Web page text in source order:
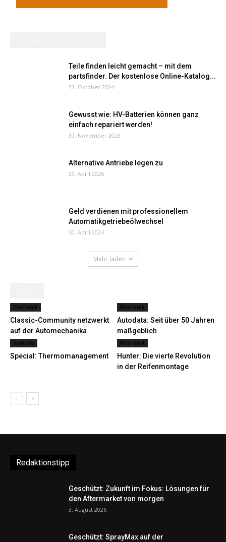
Teile finden leicht gemacht – mit dem
partsfinder. Der kostenlose Online-Katalog...
31. Oktober 2024
Gewusst wie: HV-Batterien können ganz
einfach repariert werden!
30. November 2023
Alternative Antriebe legen zu
29. April 2026
Geld verdienen mit professionellem
Automatikgetriebeölwechsel
30. April 2024
Mehr laden
Mechanik
Classic-Community netzwerkt
auf der Automechanika
Mechanik
Autodata: Seit über 50 Jahren
maßgeblich
Specials
Special: Thermomanagement
Mechanik
Hunter: Die vierte Revolution
in der Reifenmontage
Redaktionstipp
Geschützt: Zukunft im Fokus: Lösungen für
den Aftermarket von morgen
3. August 2026
Geschützt: SprayMax auf der